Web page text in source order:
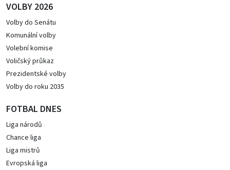
VOLBY 2026
Volby do Senátu
Komunální volby
Volební komise
Voličský průkaz
Prezidentské volby
Volby do roku 2035
FOTBAL DNES
Liga národů
Chance liga
Liga mistrů
Evropská liga